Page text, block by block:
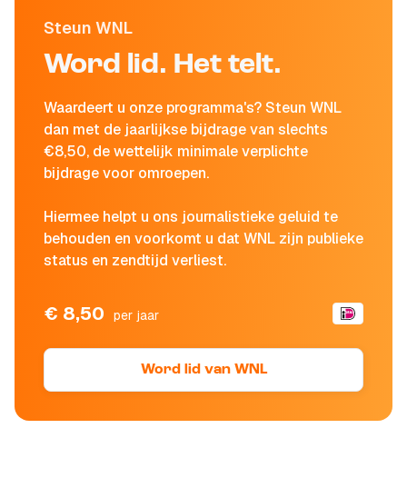
Steun WNL
Word lid. Het telt.
Waardeert u onze programma's? Steun WNL
dan met de jaarlijkse bijdrage van slechts
€8,50, de wettelijk minimale verplichte
bijdrage voor omroepen.
Hiermee helpt u ons journalistieke geluid te
behouden en voorkomt u dat WNL zijn publieke
status en zendtijd verliest.
€ 8,50 per jaar
Word lid van WNL